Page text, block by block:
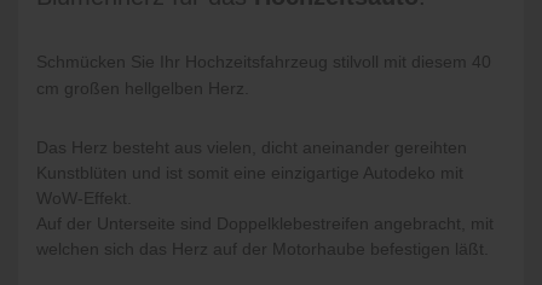
Schmücken Sie Ihr Hochzeitsfahrzeug stilvoll mit diesem 40
cm großen hellgelben Herz.
Das Herz besteht aus vielen, dicht aneinander gereihten
Kunstblüten und ist somit eine einzigartige Autodeko mit
WoW-Effekt.
Auf der Unterseite sind Doppelklebestreifen angebracht, mit
welchen sich das Herz auf der Motorhaube befestigen läßt.